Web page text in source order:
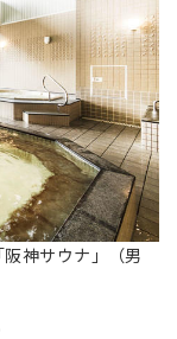
神サウナ」（男